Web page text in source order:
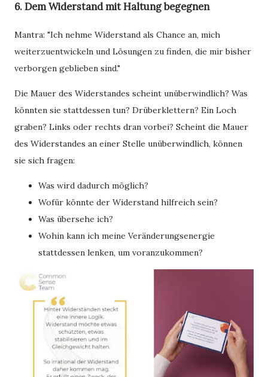
6. Dem Widerstand mit Haltung begegnen
Mantra: "Ich nehme Widerstand als Chance an, mich
weiterzuentwickeln und Lösungen zu finden, die mir bisher
verborgen geblieben sind."
Die Mauer des Widerstandes scheint unüberwindlich? Was
könnten sie stattdessen tun? Drüberklettern? Ein Loch
graben? Links oder rechts dran vorbei? Scheint die Mauer
des Widerstandes an einer Stelle unüberwindlich, können
sie sich fragen:
Was wird dadurch möglich?
Wofür könnte der Widerstand hilfreich sein?
Was übersehe ich?
Wohin kann ich meine Veränderungsenergie
stattdessen lenken, um voranzukommen?